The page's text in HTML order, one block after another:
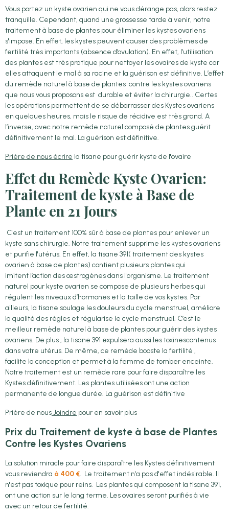
Vous portez un kyste ovarien qui ne vous dérange pas, alors restez
tranquille. Cependant, quand une grossesse tarde à venir, notre
traitement à base de plantes pour éliminer les kystes ovariens
s'impose. En effet, les kystes peuvent causer des problèmes de
fertilité très importants (absence d’ovulation). En effet, l’utilisation
des plantes est très pratique pour nettoyer les ovaires de kyste car
elles attaquent le mal à sa racine et la guérison est définitive. L’effet
du remède naturel à base de plantes contre les kystes ovariens
que nous vous proposons est durable et éviter la chirurgie.. Certes
les opérations permettent de se débarrasser des Kystes ovariens
en quelques heures, mais le risque de récidive est très grand. A
l’inverse, avec notre remède naturel composé de plantes guérit
définitivement le mal. La guérison est définitive.
Prière de nous écrire la tisane pour guérir kyste de l'ovaire
Effet du Remède Kyste Ovarien:
Traitement de kyste à Base de
Plante en 21 Jours
C'est un traitement 100% sûr à base de plantes pour enlever un
kyste sans chirurgie. Notre traitement supprime les kystes ovariens
et purifie l'utérus. En effet, la tisane 391( traitement des kystes
ovarien à base de plantes) contient plusieurs plantes qui
imitent l’action des œstrogènes dans l'organisme. Le traitement
naturel pour kyste ovarien se compose de plusieurs herbes qui
régulent les niveaux d’hormones et la taille de vos kystes. Par
ailleurs, la tisane soulage les douleurs du cycle menstruel, améliore
la qualité des règles et régularise le cycle menstruel. C’est le
meilleur remède naturel à base de plantes pour guérir des kystes
ovariens. De plus , la tisane 391 expulsera aussi les toxinescontenus
dans votre utérus. De même, ce remède booste la fertilité ,
facilite la conception et permet à la femme de tomber enceinte.
Notre traitement est un remède rare pour faire disparaître les
Kystes définitivement. Les plantes utilisées ont une action
permanente de longue durée. La guérison est définitive
Prière de nousJoindre pour en savoir plus
Prix du Traitement de kyste à base de Plantes
Contre les Kystes Ovariens
La solution miracle pour faire disparaître les Kystes définitivement
vous reviendra à 400 €. Le traitement n'a pas d'effet indésirable. Il
n'est pas toxique pour reins. Les plantes qui composent la tisane 391,
ont une action sur le long terme. Les ovaires seront purifiés à vie
avec un retour de fertilité.